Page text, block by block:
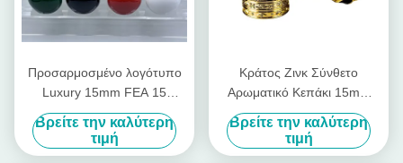
Προσαρμοσμένο λογότυπο
Luxury 15mm FEA 15
Zamac Metal Fragrance Cap
Creative Universal Bottle Lid
Cover για μπουκάλια
Βρείτε την καλύτερη
τιμή
Κράτος Ζινκ Σύνθετο
Αρωματικό Κεπάκι 15mm
Μεταλλική αντλία
ψεκαστήρας Δίσκος Κεπάκι
για μπουκάλια Μαγνητικό
Βρείτε την καλύτερη
τιμή